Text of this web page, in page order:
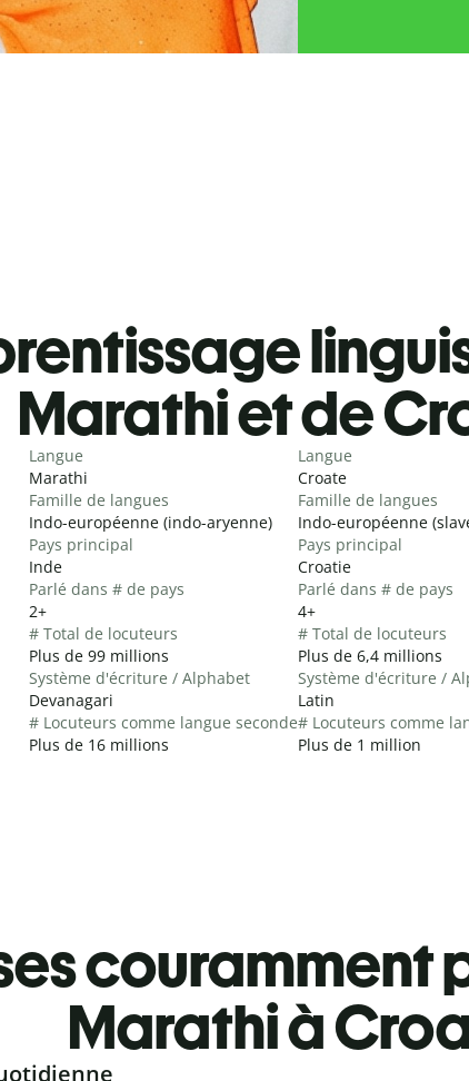
Marathi et de
Langue
Marathi
Famille de langues
Indo-européenne (indo-aryenne)
Pays principal
Inde
Parlé dans # de pays
2+
# Total de locuteurs
Plus de 99 millions
Système d'écriture / Alphabet
Devanagari
# Locuteurs comme langue seconde
Plus de 16 millions
Langue
Croate
Famille de langues
Indo-européenne
Pays principal
Croatie
Parlé dans # de pays
4+
# Total de locuteurs
Plus de 6,4 millions
Système d'écriture /
Latin
# Locuteurs comme
Plus de 1 million
couramment
Marathi à